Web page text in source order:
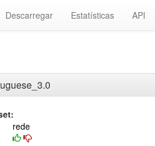
Descarregar Estatísticas API
rede